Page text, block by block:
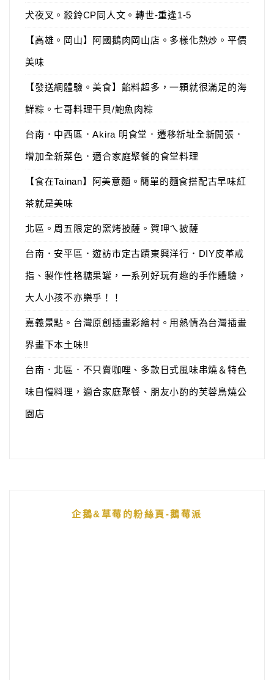
犬夜叉。殺鈴CP同人文。轉世-重逢1-5
【高雄。岡山】阿國鵝肉岡山店。多樣化熱炒。平價
美味
【發送網體驗。美食】餡料超多，一顆就很滿足的海
鮮粽。七哥料理干貝/鮑魚肉粽
台南．中西區．Akira 明食堂．遷移新址全新開張．
增加全新菜色．適合家庭聚餐的食堂料理
【食在Tainan】阿美意麵。簡單的麵食搭配古早味紅
茶就是美味
北區。周五限定的窯烤披薩。賀呷ㄟ披薩
台南．安平區．遊訪市定古蹟東興洋行．DIY皮革戒
指、製作性格糖果罐，一系列好玩有趣的手作體驗，
大人小孩不亦樂乎！！
嘉義景點。台灣原創插畫彩繪村。用熱情為台灣插畫
界畫下本土味!!
台南．北區．不只賣咖哩、多款日式風味串燒＆特色
味自慢料理，適合家庭聚餐、朋友小酌的芙蓉鳥燒公
園店
企鵝&草莓的粉絲頁-鵝莓派